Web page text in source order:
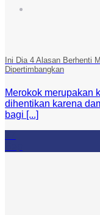
Ini Dia 4 Alasan Berhenti
Dipertimbangkan
Merokok merupakan
dihentikan karena
bagi [...]